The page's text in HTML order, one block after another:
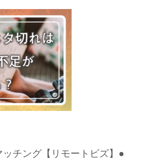
チング【リモートビズ】●